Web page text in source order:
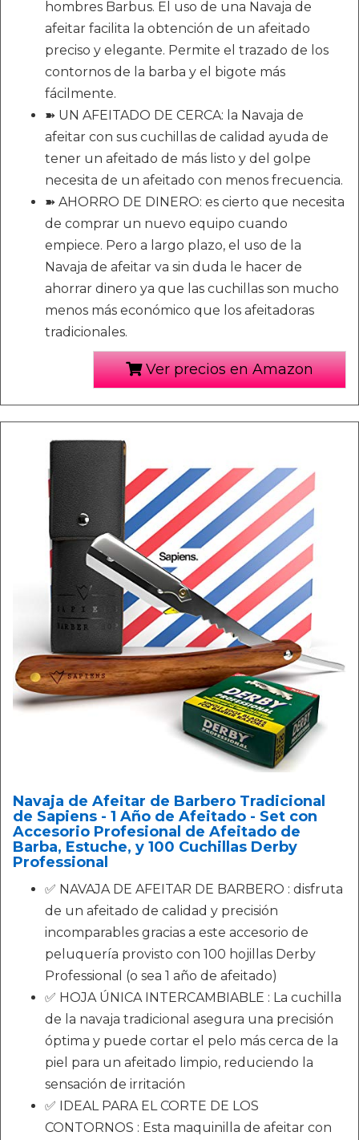
hombres Barbus. El uso de una Navaja de
afeitar facilita la obtención de un afeitado
preciso y elegante. Permite el trazado de los
contornos de la barba y el bigote más
fácilmente.
➽ UN AFEITADO DE CERCA: la Navaja de
afeitar con sus cuchillas de calidad ayuda de
tener un afeitado de más listo y del golpe
necesita de un afeitado con menos frecuencia.
➽ AHORRO DE DINERO: es cierto que necesita
de comprar un nuevo equipo cuando
empiece. Pero a largo plazo, el uso de la
Navaja de afeitar va sin duda le hacer de
ahorrar dinero ya que las cuchillas son mucho
menos más económico que los afeitadoras
tradicionales.
Ver precios en Amazon
Navaja de Afeitar de Barbero Tradicional
de Sapiens - 1 Año de Afeitado - Set con
Accesorio Profesional de Afeitado de
Barba, Estuche, y 100 Cuchillas Derby
Professional
✅ NAVAJA DE AFEITAR DE BARBERO : disfruta
de un afeitado de calidad y precisión
incomparables gracias a este accesorio de
peluquería provisto con 100 hojillas Derby
Professional (o sea 1 año de afeitado)
✅ HOJA ÚNICA INTERCAMBIABLE : La cuchilla
de la navaja tradicional asegura una precisión
óptima y puede cortar el pelo más cerca de la
piel para un afeitado limpio, reduciendo la
sensación de irritación
✅ IDEAL PARA EL CORTE DE LOS
CONTORNOS : Esta maquinilla de afeitar con